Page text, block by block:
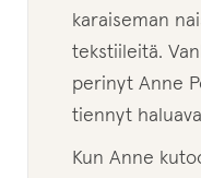
Katja Magga
Matilda Kumma
karaiseman
tekstiileitä.
perinyt Anne
tiennyt
Kun Anne